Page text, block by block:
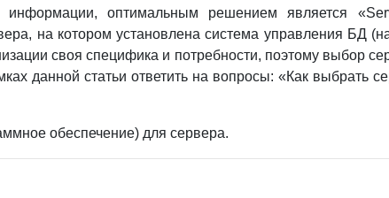
оптимальным решением является
на котором установлена система управления БД
своя специфика и потребности, поэтому выбор
данной статьи ответить на вопросы: «Как выбрать
обеспечение) для сервера.